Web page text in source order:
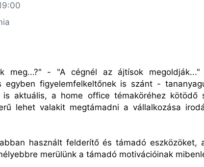
meg...?" - "A cégnél az ájtísok
egyben figyelemfelkeltőnek is szánt -
aktuális, a home office témaköréhez kötödő
lehet valakit megtámadni a vállalkozása
használt felderítő és támadó eszközöket,
merülünk a támadó motivációinak